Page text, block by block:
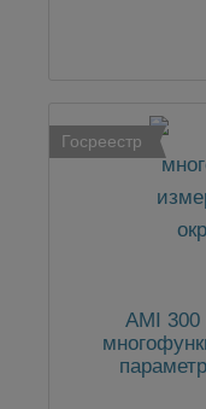
Госреестр
AMI 300